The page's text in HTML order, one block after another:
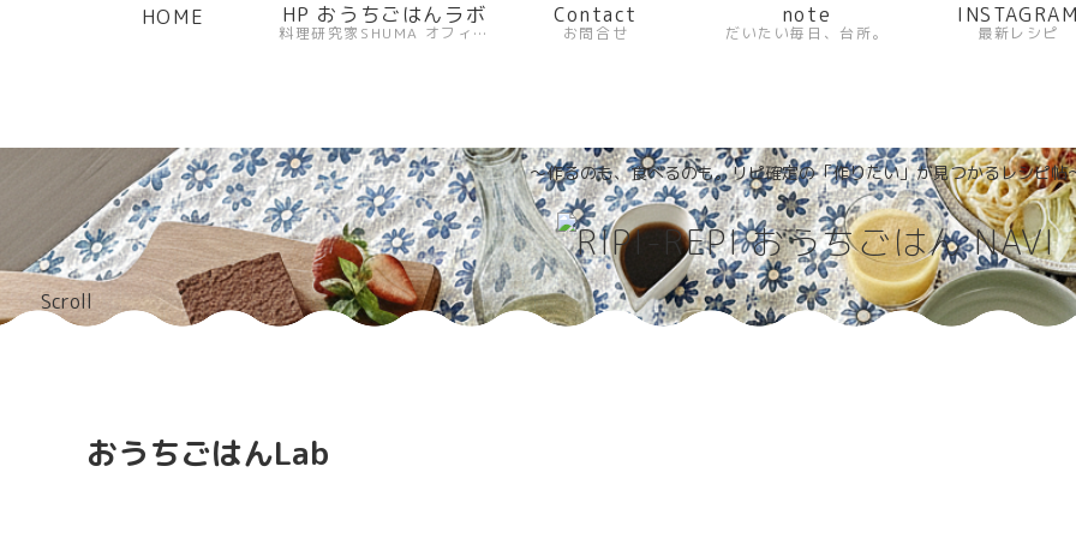
〜作るのも、食べるのも。リピ確定の「作りたい」が見つかるレシピ帖
Scroll
HOME HP おうちごはんラボ
料理研究家SHUMA オフィシャルサイト
Contact
お問合せ
note
だいたい毎日、台所。 最新レシピ
おうちごはんLab